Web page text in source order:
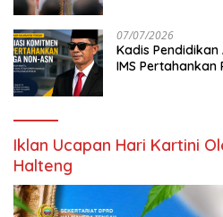
07/07/2026
Kadis
IMS Pertahankan
Iklan Ucapan Hari Kartini
Halteng